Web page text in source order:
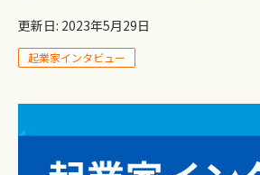
更新日: 2023年5月29日
起業家インタビュー